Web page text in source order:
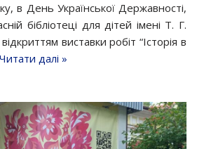
в День Української Державності,
бібліотеці для дітей імені Т. Г.
виставки робіт “Історія в
Читати далі »